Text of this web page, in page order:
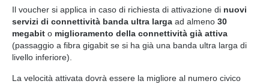
Il voucher si applica in caso di richiesta di attivazione di nuovi
servizi di connettività banda ultra larga ad almeno 30
megabit o miglioramento della connettività già attiva
(passaggio a fibra gigabit se si ha già una banda ultra larga di
livello inferiore).
La velocità attivata dovrà essere la migliore al numero civico